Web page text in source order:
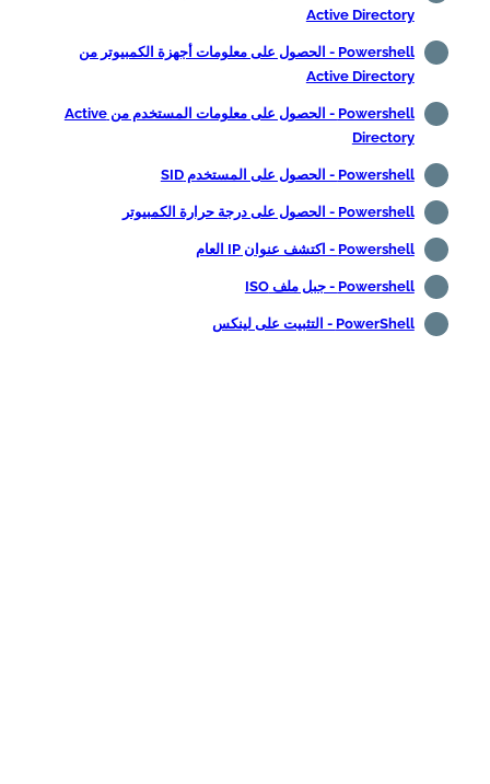
Active Directory
Powershell - الحصول على معلومات أجهزة الكمبيوتر من
Active Directory
Powershell - الحصول على معلومات المستخدم من Active
Directory
Powershell - الحصول على المستخدم SID
Powershell - الحصول على درجة حرارة الكمبيوتر
Powershell - اكتشف عنوان IP العام
Powershell - جبل ملف ISO
PowerShell - التثبيت على لينكس